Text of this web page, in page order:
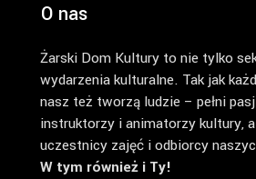
O nas
Żarski Dom Kultury to nie tylko
wydarzenia kulturalne. Tak jak
nasz też tworzą ludzie – pełni
instruktorzy i animatorzy kultury,
uczestnicy zajęć i odbiorcy
W tym również i Ty!